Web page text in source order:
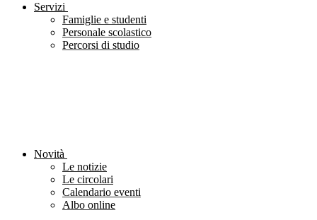
Servizi
Famiglie e studenti
Personale scolastico
Percorsi di studio
Novità
Le notizie
Le circolari
Calendario eventi
Albo online